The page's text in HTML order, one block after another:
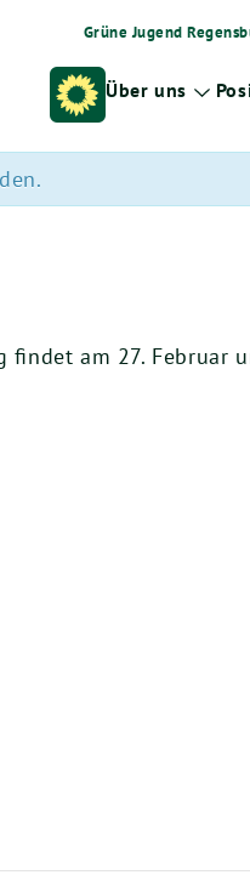
Grüne Jugend
Über uns Zeige
fin­det am 27. Febru­ar